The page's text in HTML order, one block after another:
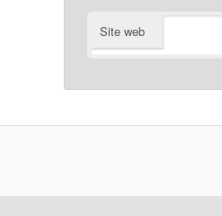
Site web